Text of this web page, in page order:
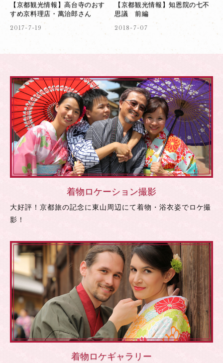
【京都観光情報】高台寺のおす
すめ京料理店・萬治郎さん
2017-7-19
【京都観光情報】知恩院の七不
思議 前編
2018-7-07
着物ロケーション撮影
大好評！京都旅の記念に東山周辺にて着物・浴衣姿でロケ撮
影！
着物ロケギャラリー